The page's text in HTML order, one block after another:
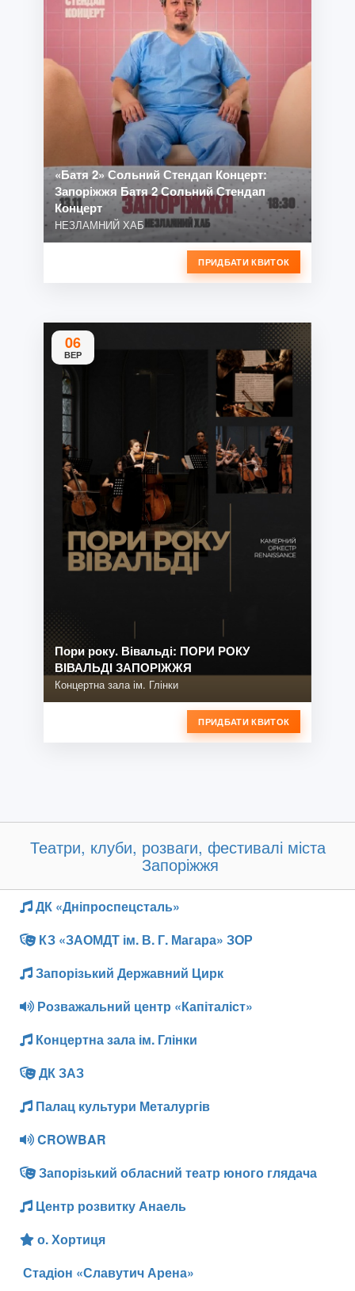
«Батя 2» Сольний Стендап Концерт:
Запоріжжя Батя 2 Сольний Стендап
Концерт
НЕЗЛАМНИЙ ХАБ
ПРИДБАТИ КВИТОК
06
ВЕР
Пори року. Вівальді: ПОРИ РОКУ
ВІВАЛЬДІ ЗАПОРІЖЖЯ
Концертна зала ім. Глінки
ПРИДБАТИ КВИТОК
Театри, клуби, розваги, фестивалі міста
Запоріжжя
ДК «Дніпроспецсталь»
КЗ «ЗАОМДТ ім. В. Г. Магара» ЗОР
Запорізький Державний Цирк
Розважальний центр «Капіталіст»
Концертна зала ім. Глінки
ДК ЗАЗ
Палац культури Металургів
CROWBAR
Запорізький обласний театр юного глядача
Центр розвитку Анаель
о. Хортиця
Стадіон «Славутич Арена»